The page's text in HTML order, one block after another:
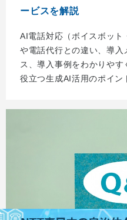
ービスを解説
AI電話対応（ボイスボッ
や電話代行との違い、導
ス、導入事例をわかりや
役立つ生成AI活用のポイン